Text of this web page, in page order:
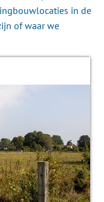
in de
of waar we